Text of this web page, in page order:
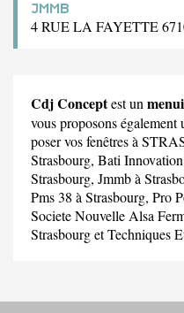
JMMB
4 RUE LA FAYETTE
Cdj Conceptest un
vous proposons
poser vos fenêtres à
Strasbourg, Bati Innovation
Strasbourg, Jmmbà
Pms 38 à Strasbourg, Pro
Societe Nouvelle Alsa
Strasbourg etTechniques